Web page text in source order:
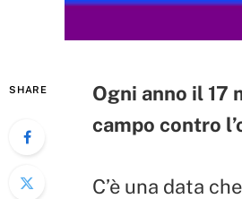
SHARE
Ogni anno il 17
campo contro
C’è una data